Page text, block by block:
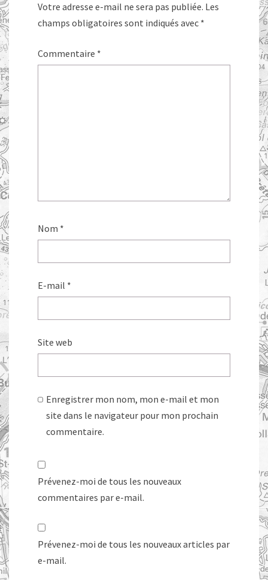
Votre adresse e-mail ne sera pas publiée. Les
champs obligatoires sont indiqués avec *
Commentaire *
Nom *
E-mail *
Site web
Enregistrer mon nom, mon e-mail et mon
site dans le navigateur pour mon prochain
commentaire.
Prévenez-moi de tous les nouveaux
commentaires par e-mail.
Prévenez-moi de tous les nouveaux articles par
e-mail.